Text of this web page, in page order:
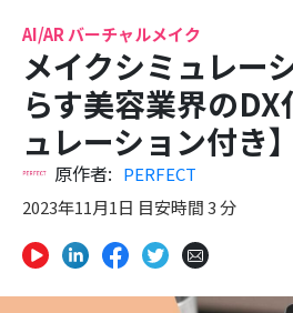
AI/AR バーチャルメイク
メイクシミュレー
らす美容業界の
ュレーション付き】
原作者: PERFECT
2023年11月1日 目安時間 3 分